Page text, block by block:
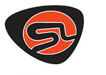
We use cookies to ensure that
on our website. By continuing
that cookies are used to help us
to offer you a better
you can disable cookies, you